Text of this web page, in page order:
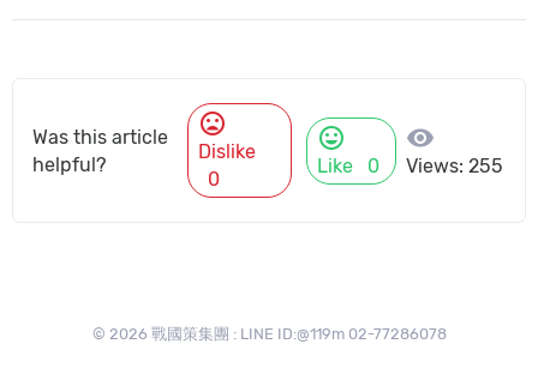
Was this article
helpful?
mood_bad
Dislike
0
mood
Like 0
visibility
Views: 255
© 2026 戰國策集團 : LINE ID:@119m 02-77286078